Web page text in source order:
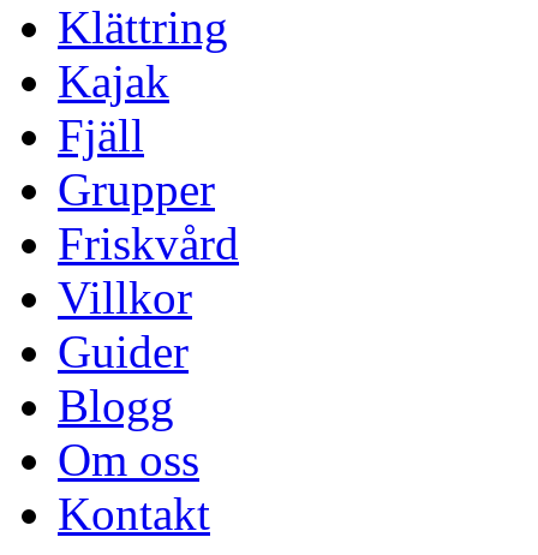
Klättring
Kajak
Fjäll
Grupper
Friskvård
Villkor
Guider
Blogg
Om oss
Kontakt